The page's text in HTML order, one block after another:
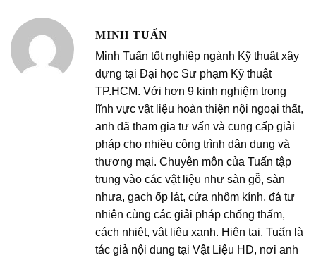
MINH TUẤN
Minh Tuấn tốt nghiệp ngành Kỹ thuật xây
dựng tại Đại học Sư phạm Kỹ thuật
TP.HCM. Với hơn 9 kinh nghiệm trong
lĩnh vực vật liệu hoàn thiện nội ngoại thất,
anh đã tham gia tư vấn và cung cấp giải
pháp cho nhiều công trình dân dụng và
thương mại. Chuyên môn của Tuấn tập
trung vào các vật liệu như sàn gỗ, sàn
nhựa, gạch ốp lát, cửa nhôm kính, đá tự
nhiên cùng các giải pháp chống thấm,
cách nhiệt, vật liệu xanh. Hiện tại, Tuấn là
tác giả nội dung tại Vật Liệu HD, nơi anh